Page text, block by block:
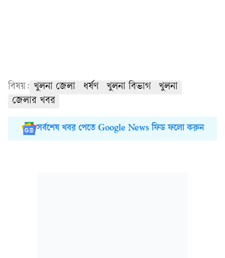
বিষয়: খুলনা জেলা ধর্ষণ খুলনা বিভাগ
খুলনা
জেলার খবর
সর্বশেষ খবর পেতে Google News ফিড ফলো করুন